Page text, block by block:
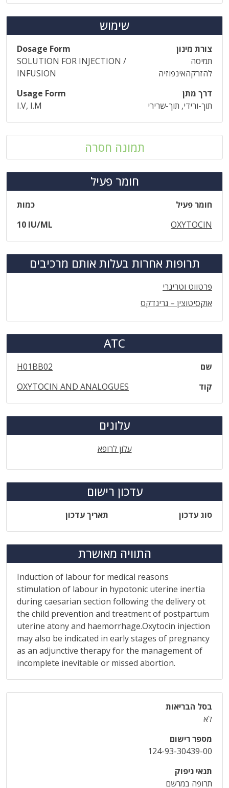
שימוש
צורת מינון
Dosage Form
תמיסה
להזרקהאינפוזיה
SOLUTION FOR INJECTION /
INFUSION
דרך מתן
Usage Form
תוך-ורידי, תוך-שרירי
I.V, I.M
תמונה חסרה
חומר פעיל
חומר פעיל
כמות
OXYTOCIN
10 IU/ML
תרופות אחרות בעלות אותם מרכיבים
פרטווט וטרינרי
אוקסיטוצין – גרינדקס
ATC
שם
H01BB02
קוד
OXYTOCIN AND ANALOGUES
עלונים
עלון לרופא
עדכון רישום
סוג עדכון תאריך עדכון
התוויה מאושרת
Induction of labour for medical reasons
stimulation of labour in hypotonic uterine inertia
during caesarian section following the delivery ot
the child prevention and treatment of postpartum
uterine atony and haemorrhage.Oxytocin injection
may also be indicated in early stages of pregnancy
as an adjunctive therapy for the management of
incomplete inevitable or missed abortion.
בסל הבריאות
לא
מספר רישום
124-93-30439-00
תנאי ניפוק
תרופה במרשם